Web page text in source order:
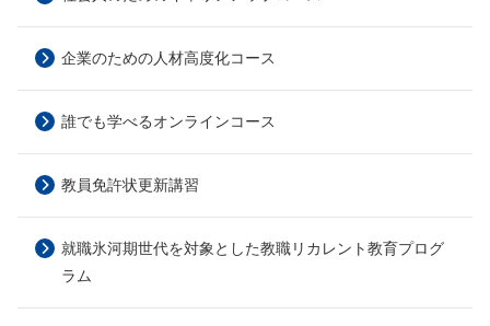
企業のための人材高度化コース
誰でも学べるオンラインコース
教員免許状更新講習
就職氷河期世代を対象とした教職リカレント教育プログ
ラム